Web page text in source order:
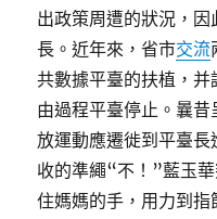
出政策周遭的狀況，
長。近年來，省市交流
共數據平臺的扶植，
由過程平臺停止。曩
放運動應遷徙到平臺
收的準繩“不！”藍玉
住媽媽的手，用力到